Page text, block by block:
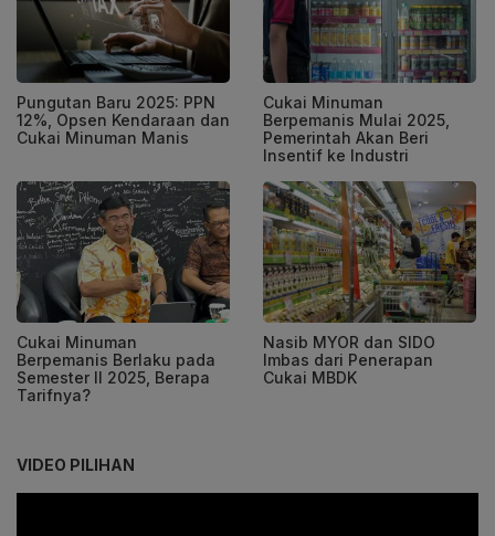
Pungutan Baru 2025: PPN
12%, Opsen Kendaraan dan
Cukai Minuman Manis
Cukai Minuman
Berpemanis Mulai 2025,
Pemerintah Akan Beri
Insentif ke Industri
Cukai Minuman
Berpemanis Berlaku pada
Semester II 2025, Berapa
Tarifnya?
Nasib MYOR dan SIDO
Imbas dari Penerapan
Cukai MBDK
VIDEO PILIHAN